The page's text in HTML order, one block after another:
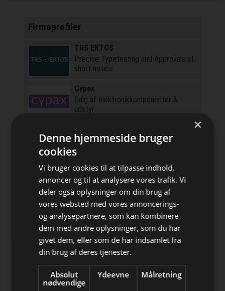
Bliv opdateret hver uge
Få de vigtigste nyheder fra
Elektronik & Data
direkte i din indbakke
Firmaprofiler
TRS EKTOS
Precise Typetesting and Approvals at
short notice
Cypax
Salg af elektronik­komponenter &
udstyr
Beta ApS er specialister i at måle
temperatur!
Texim
Focus Suppliers Nordic
Produktudvikling: Elektronik/Hardware
- Embedded Software
Laser Components
integration
×
Denne hjemmeside bruger
cookies
Vi bruger cookies til at tilpasse indhold,
annoncer og til at analysere vores trafik. Vi
deler også oplysninger om din brug af
vores websted med vores annoncerings-
og analysepartnere, som kan kombinere
dem med andre oplysninger, som du har
givet dem, eller som de har indsamlet fra
din brug af deres tjenester.
Absolut
nødvendige
Ydeevne Målretning